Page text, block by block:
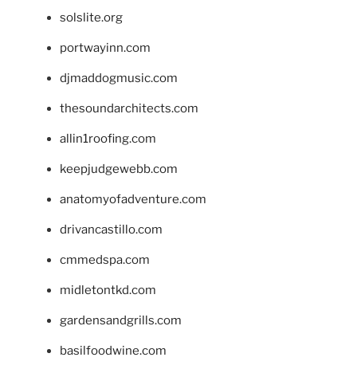
solslite.org
portwayinn.com
djmaddogmusic.com
thesoundarchitects.com
allin1roofing.com
keepjudgewebb.com
anatomyofadventure.com
drivancastillo.com
cmmedspa.com
midletontkd.com
gardensandgrills.com
basilfoodwine.com